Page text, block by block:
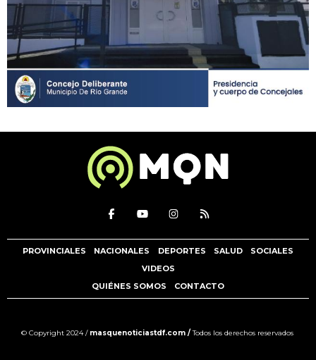
PROVINCIALES NACIONALES DEPORTES SALUD
SOCIALES
VIDEOS
QUIÉNES SOMOS
CONTACTO
© Copyright 2024 / masquenoticiastdf.com /Todos los derechos reservados